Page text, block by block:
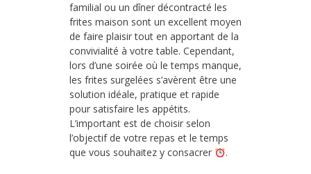
familial ou un dîner décontracté les
frites maison sont un excellent moyen
de faire plaisir tout en apportant de la
convivialité à votre table. Cependant,
lors d’une soirée où le temps manque,
les frites surgelées s’avèrent être une
solution idéale, pratique et rapide
pour satisfaire les appétits.
L’important est de choisir selon
l’objectif de votre repas et le temps
que vous souhaitez y consacrer
.